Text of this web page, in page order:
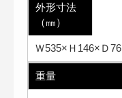
外形寸法
（㎜）
Ｗ535×Ｈ146×Ｄ76
重量